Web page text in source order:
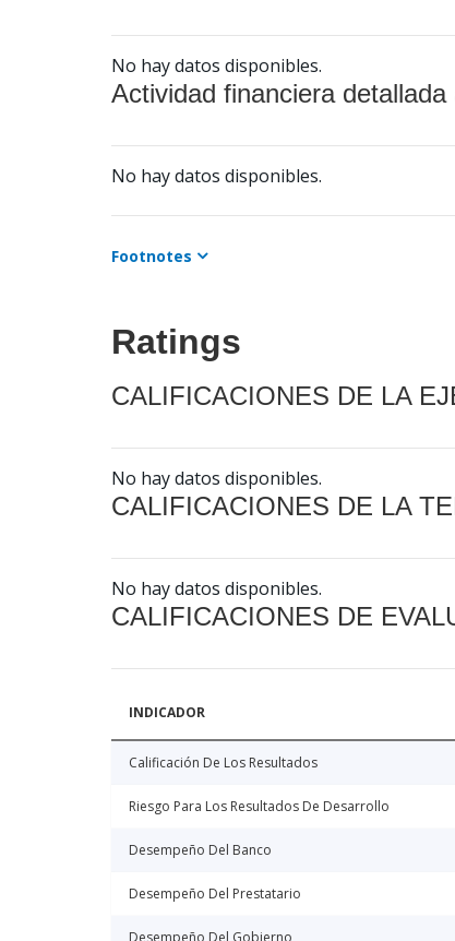
No hay datos disponibles.
Actividad financiera
No hay datos disponibles.
Footnotes
Ratings
CALIFICACIONES DE LA
No hay datos disponibles.
CALIFICACIONES DE LA
No hay datos disponibles.
CALIFICACIONES DE
INDICADOR
Calificación De Los Resultados
Riesgo Para Los Resultados De Desarrollo
Desempeño Del Banco
Desempeño Del Prestatario